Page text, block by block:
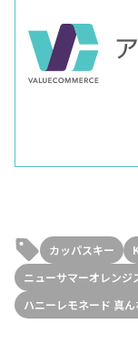
カッパスキー
ニューサマーオレンジ
ハニーレモネード 真ん